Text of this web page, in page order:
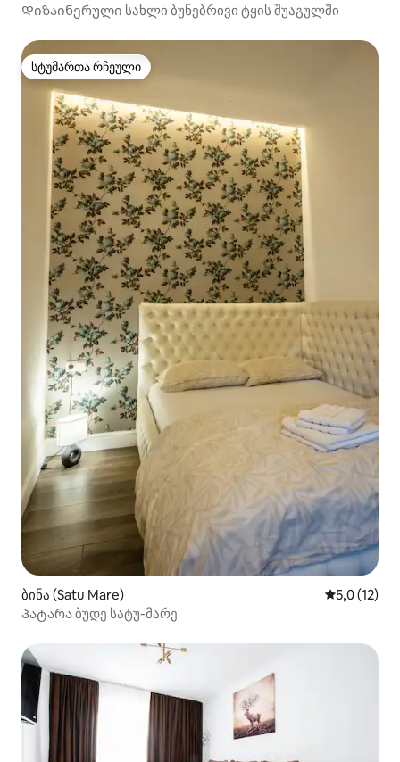
Დიზაინერული სახლი ბუნებრივი ტყის შუაგულში
სტუმართა რჩეული
სტუმართა რჩეული
ბინა (Satu Mare) საშუალო
5,0 (12)
Პატარა ბუდე სატუ-მარე